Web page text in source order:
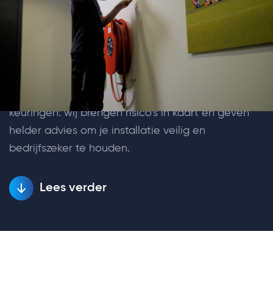
Veilige en betrouwbare installaties beginnen met
een goede controle. Met onze keuringen en
inspecties zorgen we ervoor dat
elektrotechnische installaties voldoen aan de
geldende normen en veilig gebruikt kunnen
worden. Van periodieke inspecties tot uitgebreide
keuringen: wij brengen risico’s in kaart en geven
helder advies om je installatie veilig en
bedrijfszeker te houden.
Lees verder